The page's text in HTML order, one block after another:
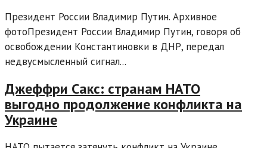
Президент России Владимир Путин. Архивное
фотоПрезидент России Владимир Путин, говоря об
освобождении Константиновки в ДНР, передал
недвусмысленный сигнал...
Джеффри Сакс: странам НАТО
выгодно продолжение конфликта на
Украине